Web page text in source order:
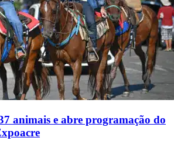
animais e abre programação do